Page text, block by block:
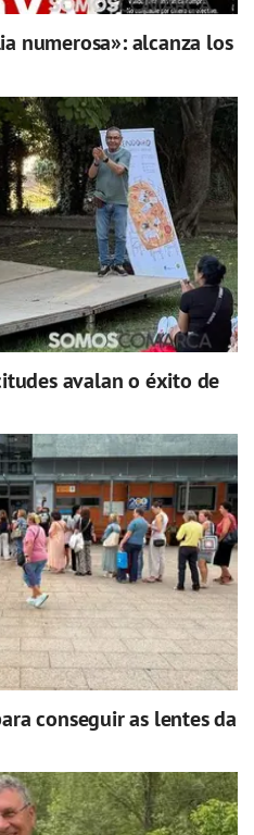
numerosa»: alcanza los
avalan o éxito de
conseguir as lentes da